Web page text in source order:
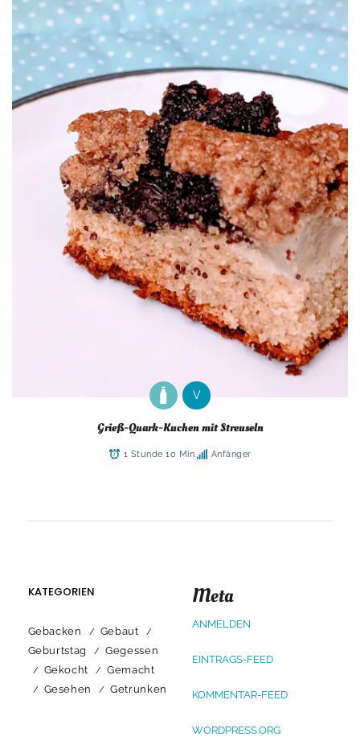
V
Grieß-Quark-Kuchen mit Streuseln
1 Stunde 10 Min. Anfänger
KATEGORIEN
Gebacken
Gebaut
Geburtstag
Gegessen
Gekocht
Gemacht
Gesehen
Getrunken
Meta
ANMELDEN
EINTRAGS-FEED
KOMMENTAR-FEED
WORDPRESS.ORG